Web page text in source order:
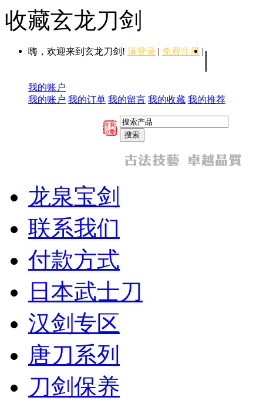
收藏玄龙刀剑
嗨，欢迎来到玄龙刀剑! 请登录 | 免费注册 | |
我的账户
我的账户 我的订单 我的留言 我的收藏 我的推荐
龙泉宝剑
联系我们
付款方式
日本武士刀
汉剑专区
唐刀系列
刀剑保养